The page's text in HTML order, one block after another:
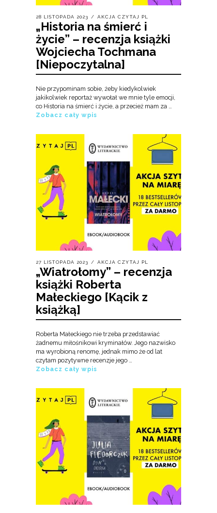
28 LISTOPADA 2023 AKCJA CZYTAJ PL
„Historia na śmierć i
życie” – recenzja książki
Wojciecha Tochmana
[Niepoczytalna]
Nie przypominam sobie, żeby kiedykolwiek
jakikolwiek reportaż wywołał we mnie tyle emocji,
co Historia na śmierć i życie, a przecież mam za …
Zobacz cały wpis
27 LISTOPADA 2023 AKCJA CZYTAJ PL
„Wiatrołomy” – recenzja
książki Roberta
Małeckiego [Kącik z
książką]
Roberta Małeckiego nie trzeba przedstawiać
żadnemu miłośnikowi kryminałów. Jego nazwisko
ma wyrobioną renomę, jednak mimo że od lat
czytam pozytywne recenzje jego …
Zobacz cały wpis